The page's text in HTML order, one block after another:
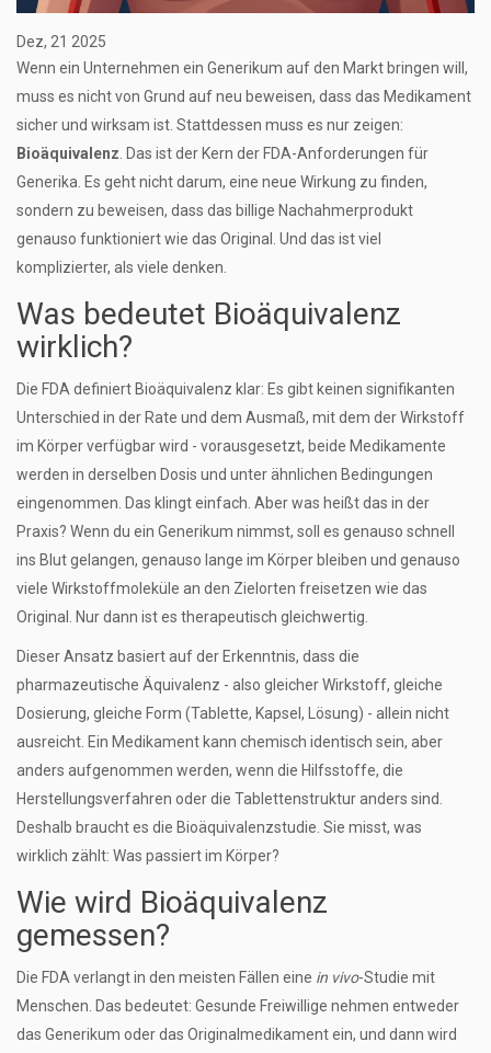
Dez, 21 2025
Wenn ein Unternehmen ein Generikum auf den Markt bringen will,
muss es nicht von Grund auf neu beweisen, dass das Medikament
sicher und wirksam ist. Stattdessen muss es nur zeigen:
Bioäquivalenz . Das ist der Kern der FDA-Anforderungen für
Generika. Es geht nicht darum, eine neue Wirkung zu finden,
sondern zu beweisen, dass das billige Nachahmerprodukt
genauso funktioniert wie das Original. Und das ist viel
komplizierter, als viele denken.
Was bedeutet Bioäquivalenz
wirklich?
Die FDA definiert Bioäquivalenz klar: Es gibt keinen signifikanten
Unterschied in der Rate und dem Ausmaß, mit dem der Wirkstoff
im Körper verfügbar wird - vorausgesetzt, beide Medikamente
werden in derselben Dosis und unter ähnlichen Bedingungen
eingenommen. Das klingt einfach. Aber was heißt das in der
Praxis? Wenn du ein Generikum nimmst, soll es genauso schnell
ins Blut gelangen, genauso lange im Körper bleiben und genauso
viele Wirkstoffmoleküle an den Zielorten freisetzen wie das
Original. Nur dann ist es therapeutisch gleichwertig.
Dieser Ansatz basiert auf der Erkenntnis, dass die
pharmazeutische Äquivalenz - also gleicher Wirkstoff, gleiche
Dosierung, gleiche Form (Tablette, Kapsel, Lösung) - allein nicht
ausreicht. Ein Medikament kann chemisch identisch sein, aber
anders aufgenommen werden, wenn die Hilfsstoffe, die
Herstellungsverfahren oder die Tablettenstruktur anders sind.
Deshalb braucht es die Bioäquivalenzstudie. Sie misst, was
wirklich zählt: Was passiert im Körper?
Wie wird Bioäquivalenz
gemessen?
Die FDA verlangt in den meisten Fällen eine in vivo-Studie mit
Menschen. Das bedeutet: Gesunde Freiwillige nehmen entweder
das Generikum oder das Originalmedikament ein, und dann wird